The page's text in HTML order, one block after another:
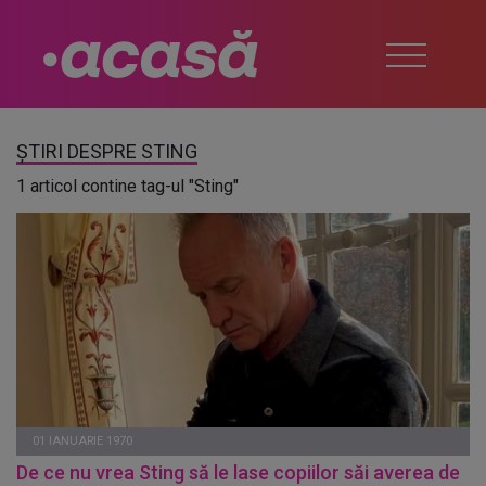
ȘTIRI DESPRE STING
1 articol contine tag-ul "Sting"
01 IANUARIE 1970
De ce nu vrea Sting să le lase copiilor săi averea de